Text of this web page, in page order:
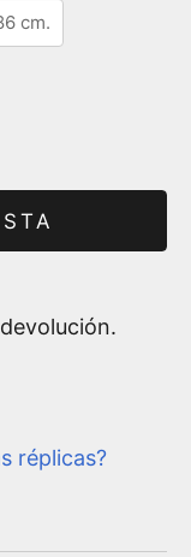
cm.
réplicas?